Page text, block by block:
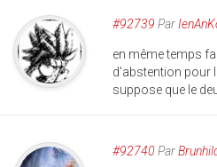
#92739 Par
en même temps
d'abstention pour
suppose que le
#92740 Par